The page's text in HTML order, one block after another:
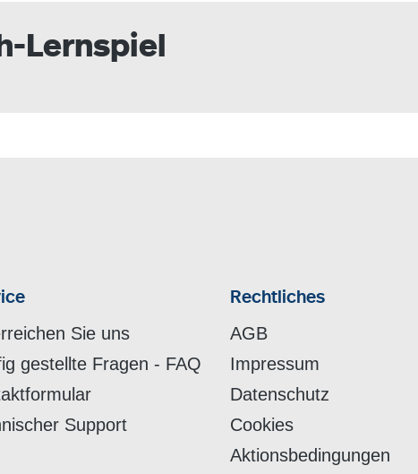
Lernspiel
Sie uns
gestellte Fragen - FAQ
Support
Rechtliches
AGB
Impressum
Datenschutz
Cookies
Aktionsbedingungen